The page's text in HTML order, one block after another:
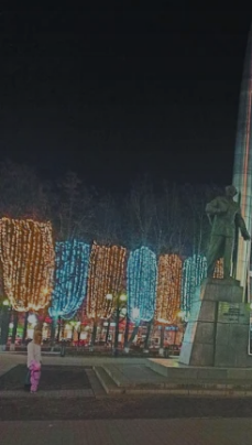
Экономика и бизнес
ПРОЕКТЫ
Блоги
Издания
Медиаперсона
Интересное чтиво
Клиника года
Бренд года